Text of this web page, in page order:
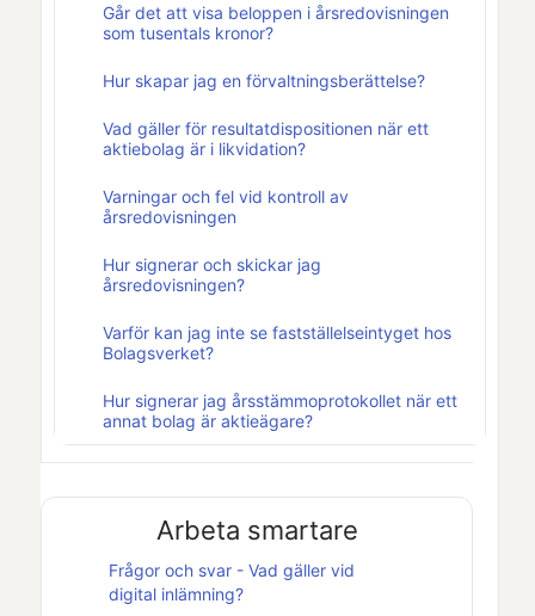
Går det att visa beloppen i årsredovisningen
som tusentals kronor?
Hur skapar jag en förvaltningsberättelse?
Vad gäller för resultatdispositionen när ett
aktiebolag är i likvidation?
Varningar och fel vid kontroll av
årsredovisningen
Hur signerar och skickar jag
årsredovisningen?
Varför kan jag inte se fastställelseintyget hos
Bolagsverket?
Hur signerar jag årsstämmoprotokollet när ett
annat bolag är aktieägare?
Arbeta smartare
Frågor och svar - Vad gäller vid
digital inlämning?